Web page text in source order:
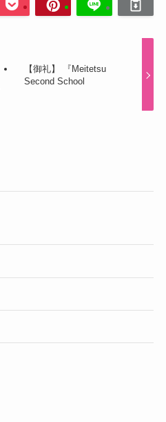
【御礼】 『Meitetsu
Second School